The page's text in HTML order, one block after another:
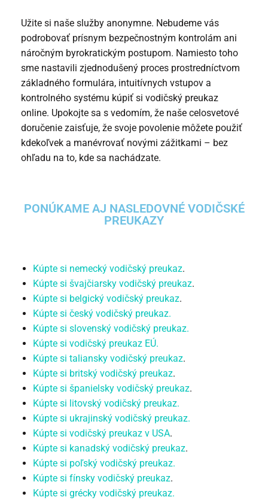
Užite si naše služby anonymne. Nebudeme vás
podrobovať prísnym bezpečnostným kontrolám ani
náročným byrokratickým postupom. Namiesto toho
sme nastavili zjednodušený proces prostredníctvom
základného formulára, intuitívnych vstupov a
kontrolného systému kúpiť si vodičský preukaz
online. Upokojte sa s vedomím, že naše celosvetové
doručenie zaisťuje, že svoje povolenie môžete použiť
kdekoľvek a manévrovať novými zážitkami – bez
ohľadu na to, kde sa nachádzate.
PONÚKAME AJ NASLEDOVNÉ VODIČSKÉ
PREUKAZY
Kúpte si nemecký vodičský preukaz.
Kúpte si švajčiarsky vodičský preukaz.
Kúpte si belgický vodičský preukaz.
Kúpte si český vodičský preukaz.
Kúpte si slovenský vodičský preukaz.
Kúpte si vodičský preukaz EÚ.
Kúpte si taliansky vodičský preukaz.
Kúpte si britský vodičský preukaz.
Kúpte si španielsky vodičský preukaz.
Kúpte si litovský vodičský preukaz.
Kúpte si ukrajinský vodičský preukaz.
Kúpte si vodičský preukaz v USA.
Kúpte si kanadský vodičský preukaz.
Kúpte si poľský vodičský preukaz.
Kúpte si fínsky vodičský preukaz.
Kúpte si grécky vodičský preukaz.